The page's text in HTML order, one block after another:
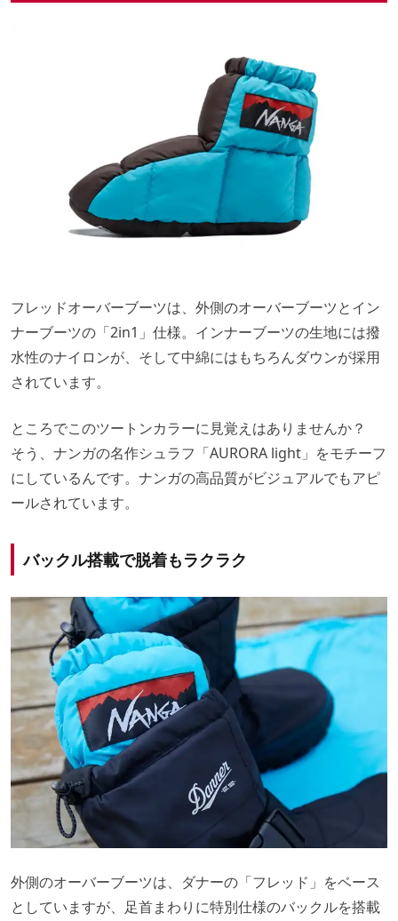
フレッドオーバーブーツは、外側のオーバーブーツとイン
ナーブーツの「2in1」仕様。インナーブーツの生地には撥
水性のナイロンが、そして中綿にはもちろんダウンが採用
されています。
ところでこのツートンカラーに見覚えはありませんか？
そう、ナンガの名作シュラフ「AURORA light」をモチーフ
にしているんです。ナンガの高品質がビジュアルでもアピ
ールされています。
バックル搭載で脱着もラクラク
外側のオーバーブーツは、ダナーの「フレッド」をベース
としていますが、足首まわりに特別仕様のバックルを搭載